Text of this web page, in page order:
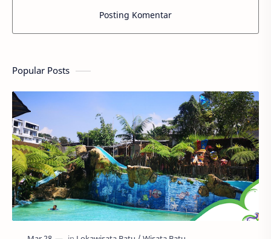
Posting Komentar
Popular Posts